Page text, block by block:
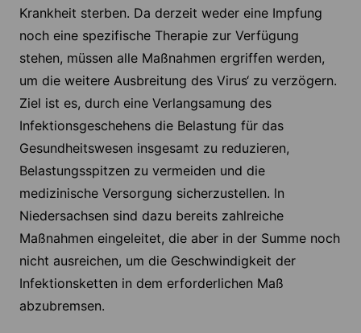
Krankheit sterben. Da derzeit weder eine Impfung
noch eine spezifische Therapie zur Verfügung
stehen, müssen alle Maßnahmen ergriffen werden,
um die weitere Ausbreitung des Virus‘ zu verzögern.
Ziel ist es, durch eine Verlangsamung des
Infektionsgeschehens die Belastung für das
Gesundheitswesen insgesamt zu reduzieren,
Belastungsspitzen zu vermeiden und die
medizinische Versorgung sicherzustellen. ln
Niedersachsen sind dazu bereits zahlreiche
Maßnahmen eingeleitet, die aber in der Summe noch
nicht ausreichen, um die Geschwindigkeit der
Infektionsketten in dem erforderlichen Maß
abzubremsen.